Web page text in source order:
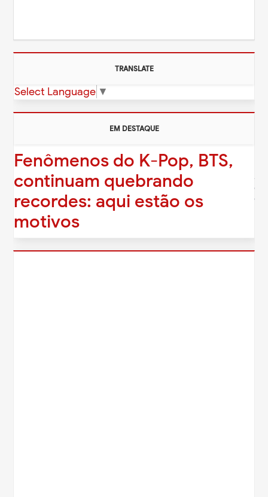
TRANSLATE
Select Language ▼
EM DESTAQUE
Fenômenos do K-Pop, BTS,
continuam quebrando
recordes: aqui estão os
motivos
c...